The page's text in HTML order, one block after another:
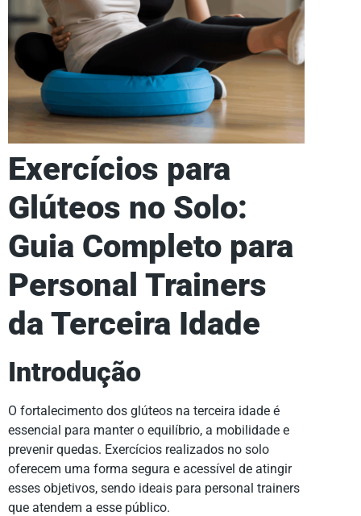
Exercícios para
Glúteos no Solo:
Guia Completo para
Personal Trainers
da Terceira Idade
Introdução
O fortalecimento dos glúteos na terceira idade é
essencial para manter o equilíbrio, a mobilidade e
prevenir quedas. Exercícios realizados no solo
oferecem uma forma segura e acessível de atingir
esses objetivos, sendo ideais para personal trainers
que atendem a esse público.